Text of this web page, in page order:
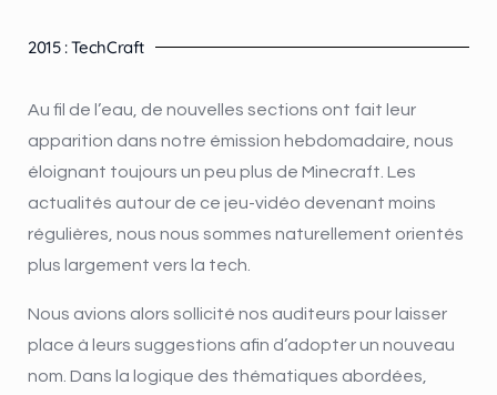
2015 : TechCraft
Au fil de l’eau, de nouvelles sections ont fait leur
apparition dans notre émission hebdomadaire, nous
éloignant toujours un peu plus de Minecraft. Les
actualités autour de ce jeu-vidéo devenant moins
régulières, nous nous sommes naturellement orientés
plus largement vers la tech.
Nous avions alors sollicité nos auditeurs pour laisser
place à leurs suggestions afin d’adopter un nouveau
nom. Dans la logique des thématiques abordées,